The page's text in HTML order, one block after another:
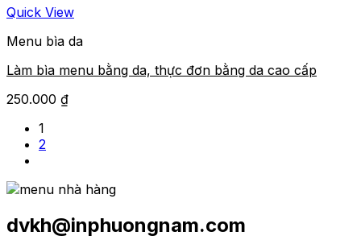
Quick View
Menu bìa da
Làm bìa menu bằng da, thực đơn bằng da cao cấp
250.000 ₫
1
2
dvkh@inphuongnam.com